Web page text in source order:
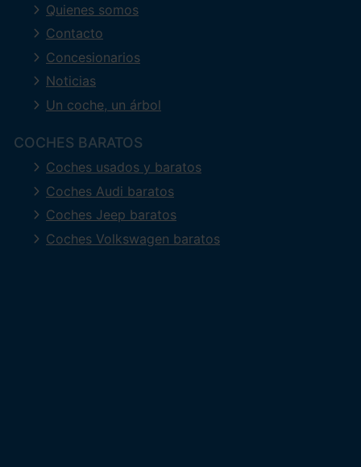
Quienes somos
Contacto
Concesionarios
Noticias
Un coche, un árbol
COCHES BARATOS
Coches usados y baratos
Coches Audi baratos
Coches Jeep baratos
Coches Volkswagen baratos